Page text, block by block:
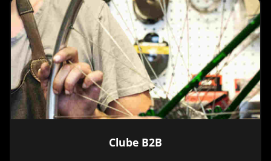
Clube B2B